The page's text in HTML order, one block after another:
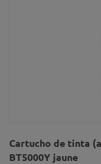
Cartucho de tinta
BT5000Y jaune